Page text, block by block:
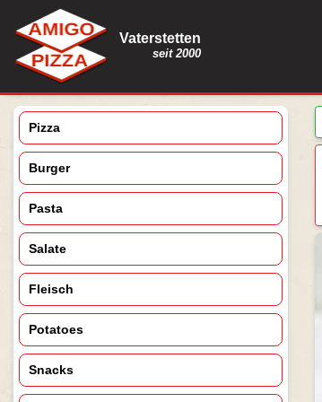
Vaterstetten
seit 2000
Pizza
Burger
Pasta
Salate
Fleisch
Potatoes
Snacks